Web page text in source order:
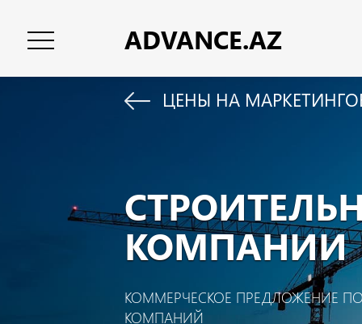
ADVANCE.AZ
ЦЕНЫ НА
КОМПАНИИ
КОММЕРЧЕСКОЕ ПРЕДЛОЖЕНИЕ
КОМПАНИЙ